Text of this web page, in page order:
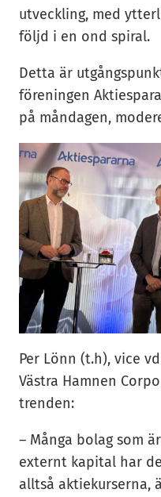
utveckling, med
följd i en ond spiral.
Detta är
föreningen
på måndagen,
Per Lönn (t.h), vice
Västra Hamnen
trenden:
– Många bolag som
externt kapital har
alltså aktiekurserna,